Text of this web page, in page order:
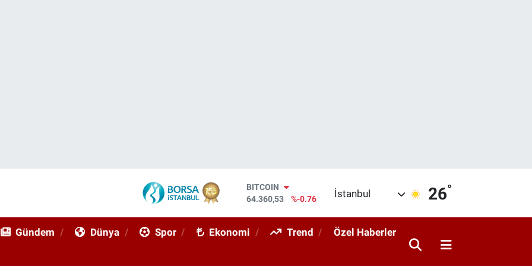
DOLAR
47,7143
%0.16
STERLİN
İstanbul 26°
Gündem Dünya Spor Ekonomi Trend Özel Haberler